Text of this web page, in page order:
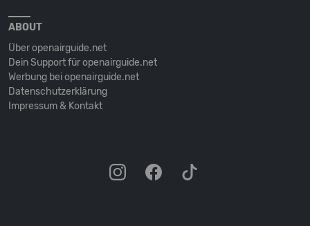
ABOUT
Über openairguide.net
Dein Support für openairguide.net
Werbung bei openairguide.net
Datenschutz­erklärung
Impressum & Kontakt